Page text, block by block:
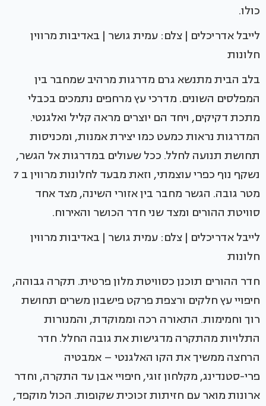
כולו.
לייבל אדריכלים | צלם: עמית גושר | באדיבות מרווין
חלונות
בלב הבית מתנשא גרם מדרגות מרהיב שמחבר בין
המפלסים השונים. מדרכי עץ מרחפים נתמכים בכבלי
מתכת דקיקים, ויחד הם יוצרים מראה קליל ואלגנטי.
המדרגות נראות כמעט כמו יצירת אמנות, ומכניסות
תחושת תנועה לחלל. ככל שעולים במדרגות אל הגשר,
נשקף נוף כפרי עוצמתי, וזאת מבעד לחלונות מרווין ב 7
מטר גובה. הגשר מחבר בין אזורי השינה, מצד אחד
סוויטת ההורים ומצד שני חדר הכושר והאירוח.
לייבל אדריכלים | צלם: עמית גושר | באדיבות מרווין
חלונות
חדר ההורים תוכנן כסוויטת מלון פרטית. תקרה גבוהה,
חיפויי עץ חלקים ורצפת פרקט פישבון משרים תחושת
רוך וחמימות. התאורה רכה וממוקדת, והמנורות
התלויות מהתקרה מדגישות את גובה החלל. חדר
הרחצה ממשיך את הקו האלגנטי – אמבטיה
פרי-סטנדינג, מקלחון זוגי, חיפויי אבן עד התקרה, וחדר
ארונות מואר עם חזיתות זכוכית שקופות. הכול מוקפד,